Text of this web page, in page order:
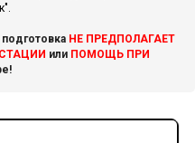
НЕ ПРЕДПОЛАГАЕТ
или ПОМОЩЬ ПРИ